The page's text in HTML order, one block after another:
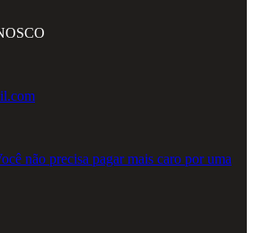
não precisa pagar mais caro por uma